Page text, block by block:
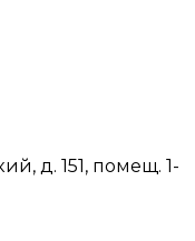
д. 151, помещ. 1-